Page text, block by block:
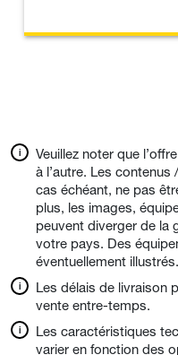
Veuillez noter que
à l’autre. Les
cas échéant, ne pas
plus, les images,
peuvent diverger de la
votre pays. Des
éventuellement
Les délais de livraison
vente entre-temps.
Les caractéristiques
varier en fonction des